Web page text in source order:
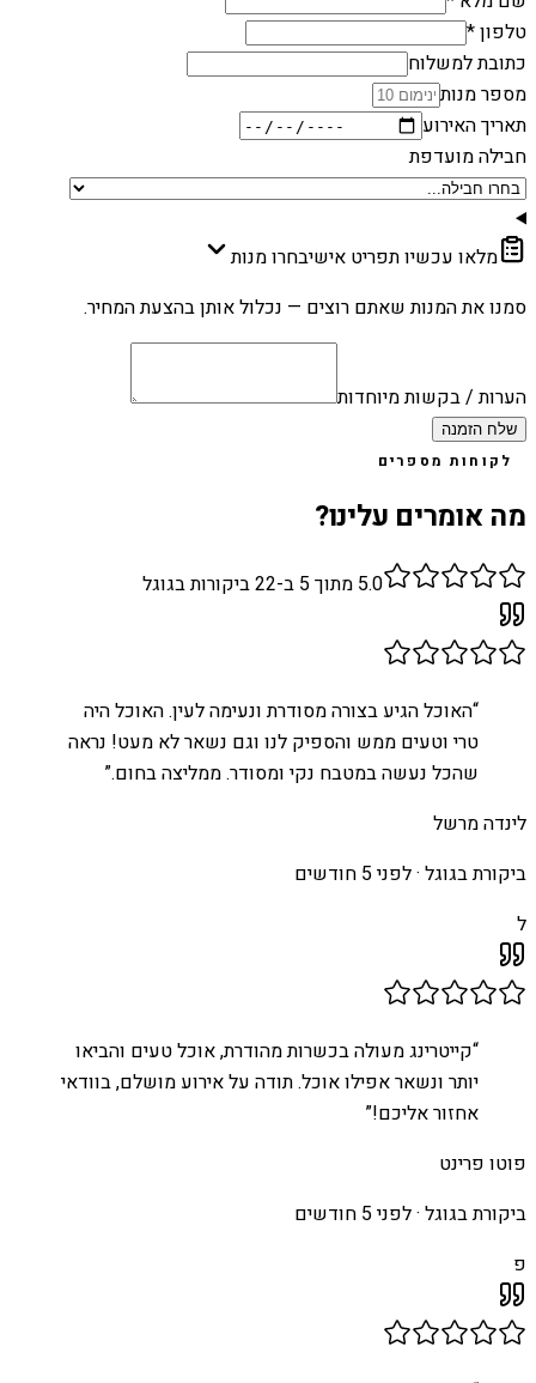
טלפון *
כתובת למשלוח
מספר מנות
תאריך האירוע
חבילה מועדפת
מלאו עכשיו תפריט אישיבחרו מנות
סמנו את המנות שאתם רוצים — נכלול אותן בהצעת המחיר.
הערות / בקשות מיוחדות
שלח הזמנה
לקוחות מספרים
מה אומרים עלינו?
5.0 מתוך 5 ב- 22ביקורות בגוגל
“האוכל הגיע בצורה מסודרת ונעימה לעין. האוכל היה
טרי וטעים ממש והספיק לנו וגם נשאר לא מעט! נראה
שהכל נעשה במטבח נקי ומסודר. ממליצה בחום.”
לינדה מרשל
ביקורת בגוגל ·לפני 5 חודשים
ל
“קייטרינג מעולה בכשרות מהודרת, אוכל טעים והביאו
יותר ונשאר אפילו אוכל. תודה על אירוע מושלם, בוודאי
אחזור אליכם!”
פוטו פרינט
ביקורת בגוגל ·לפני 5 חודשים
פ